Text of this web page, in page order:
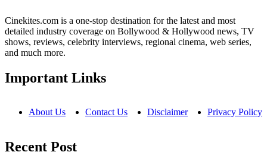
Cinekites.com is a one-stop destination for the latest and most
detailed industry coverage on Bollywood & Hollywood news, TV
shows, reviews, celebrity interviews, regional cinema, web series,
and much more.
Important Links
About Us Contact Us Disclaimer Privacy Policy
Recent Post